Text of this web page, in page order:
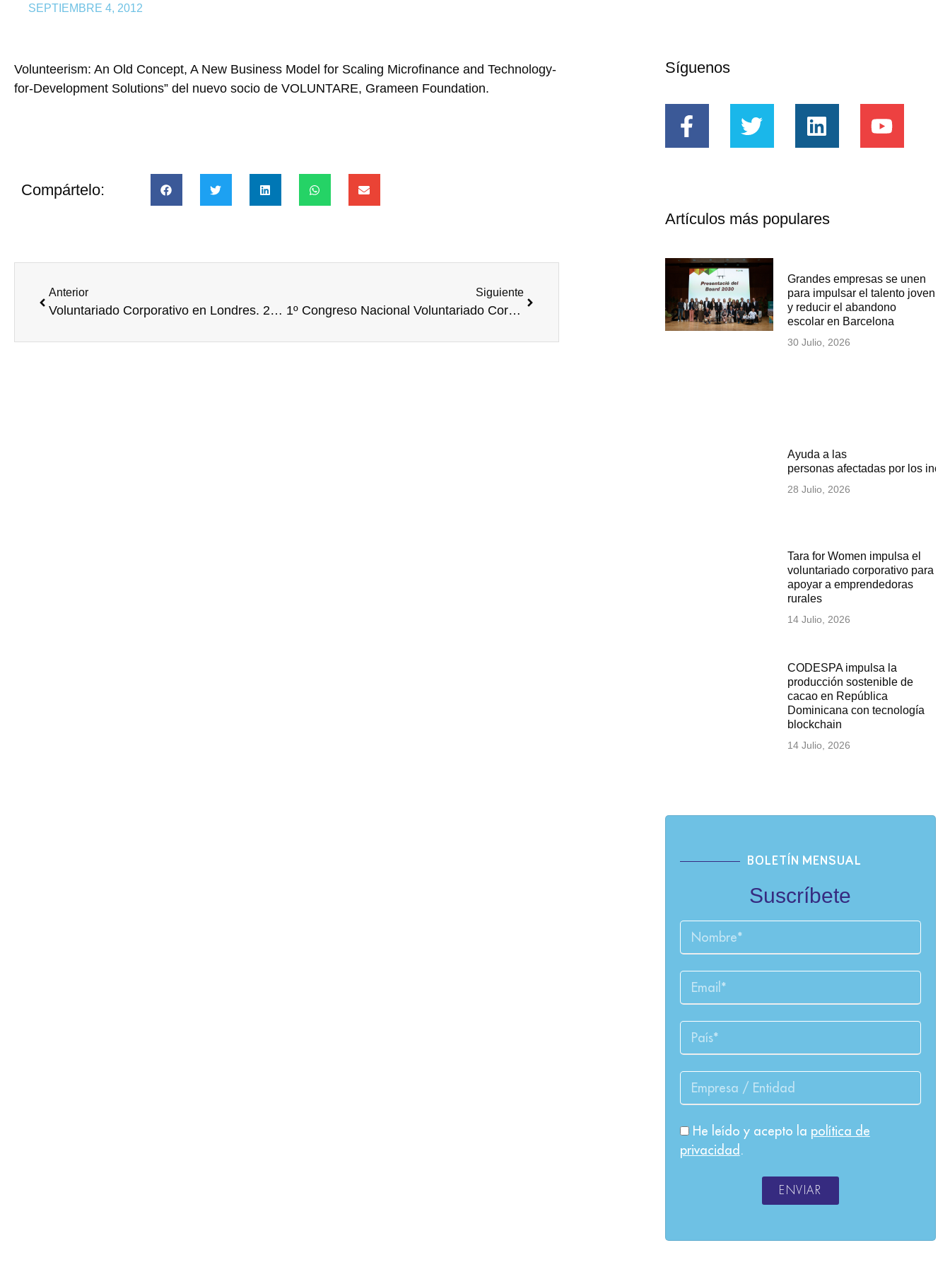
SEPTIEMBRE 4, 2012
Volunteerism: An Old Concept, A New Business Model for Scaling Microfinance and Technology-
for-Development Solutions” del nuevo socio de VOLUNTARE, Grameen Foundation.
Compártelo:
Anterior
Voluntariado Corporativo en Londres. 22ª Conferencia Mundial de Voluntariado de IAVE. 10-12 de diciembre de 2012
Siguiente
1º Congreso Nacional Voluntariado Corporativo Voluntad para Transformar
Síguenos
Artículos más populares
Grandes empresas se unen
para impulsar el talento joven
y reducir el abandono
escolar en Barcelona
30 Julio, 2026
Ayuda a las
personas afectadas por los
28 Julio, 2026
Tara for Women impulsa el
voluntariado corporativo para
apoyar a emprendedoras
rurales
14 Julio, 2026
CODESPA impulsa la
producción sostenible de
cacao en República
Dominicana con tecnología
blockchain
14 Julio, 2026
BOLETÍN MENSUAL
Suscríbete
He leído y acepto la política de
privacidad .
ENVIAR